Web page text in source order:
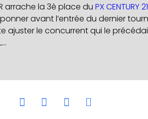
arrache la 3è place du PX CENTURY 21
avant l’entrée du dernier
le concurrent qui le